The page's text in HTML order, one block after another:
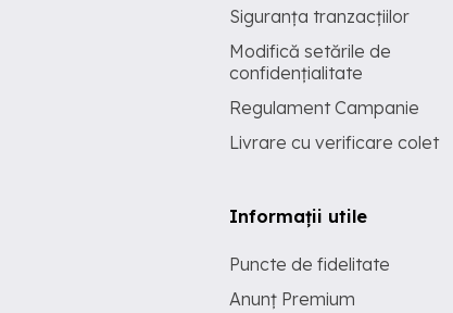
Siguranța tranzacțiilor
Modifică setările de
confidențialitate
Regulament Campanie
Livrare cu verificare colet
Informații utile
Puncte de fidelitate
Anunț Premium